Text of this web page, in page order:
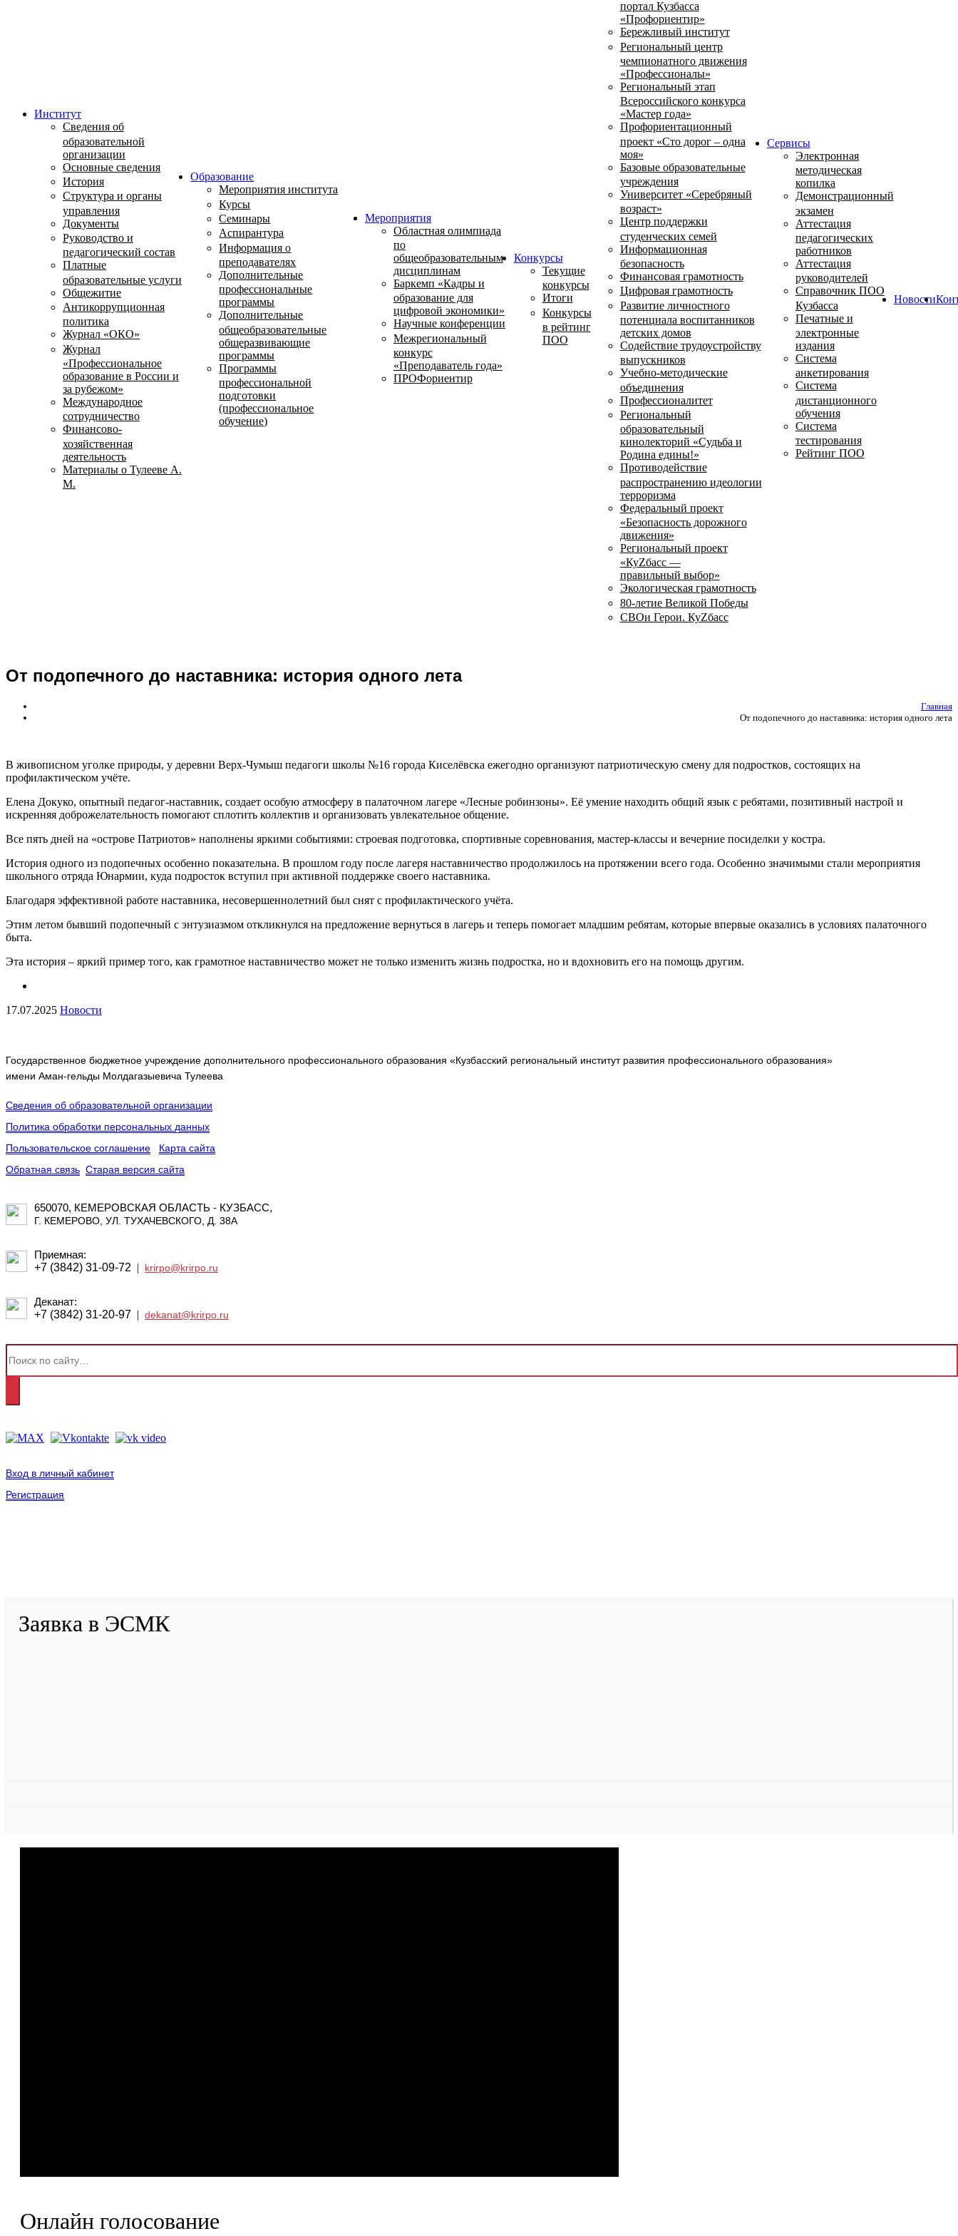
Институт
Сведения об
образовательной
организации
Основные сведения
История
Структура и органы
управления
Документы
Руководство и
педагогический состав
Платные
образовательные услуги
Общежитие
Антикоррупционная
политика
Журнал «ОКО»
Журнал
«Профессиональное
образование в России и
за рубежом»
Международное
сотрудничество
Финансово-
хозяйственная
деятельность
Материалы о Тулееве А.
М.
Образование
Мероприятия института
Курсы
Семинары
Аспирантура
Информация о
преподавателях
Дополнительные
профессиональные
программы
Дополнительные
общеобразовательные
общеразвивающие
программы
Программы
профессиональной
подготовки
(профессиональное
обучение)
Мероприятия
Областная олимпиада
по
общеобразовательным
дисциплинам
Баркемп «Кадры и
образование для
цифровой экономики»
Научные конференции
Межрегиональный
конкурс
«Преподаватель года»
ПРОФориентир
Конкурсы
Текущие
конкурсы
Итоги
Конкурсы
в рейтинг
ПОО
портал Кузбасса
«Профориентир»
Бережливый институт
Региональный центр
чемпионатного движения
«Профессионалы»
Региональный этап
Всероссийского конкурса
«Мастер года»
Профориентационный
проект «Сто дорог – одна
моя»
Базовые образовательные
учреждения
Университет «Серебряный
возраст»
Центр поддержки
студенческих семей
Информационная
безопасность
Финансовая грамотность
Цифровая грамотность
Развитие личностного
потенциала воспитанников
детских домов
Содействие трудоустройству
выпускников
Учебно-методические
объединения
Профессионалитет
Региональный
образовательный
кинолекторий «Судьба и
Родина едины!»
Противодействие
распространению идеологии
терроризма
Федеральный проект
«Безопасность дорожного
движения»
Региональный проект
«КуZбасс —
правильный выбор»
Экологическая грамотность
80-летие Великой Победы
СВОи Герои. КуZбасс
Сервисы
Электронная
методическая
копилка
Демонстрационный
экзамен
Аттестация
педагогических
работников
Аттестация
руководителей
Справочник ПОО
Кузбасса
Печатные и
электронные
издания
Система
анкетирования
Система
дистанционного
обучения
Система
тестирования
Рейтинг ПОО
Новости
От подопечного до наставника: история одного лета
Главная
От подопечного до наставника: история одного лета
В живописном уголке природы, у деревни Верх-Чумыш педагоги школы №16 города Киселёвска ежегодно организуют патриотическую смену для подростков, состоящих на
профилактическом учёте.
Елена Докуко, опытный педагог-наставник, создает особую атмосферу в палаточном лагере «Лесные робинзоны». Её умение находить общий язык с ребятами, позитивный настрой и
искренняя доброжелательность помогают сплотить коллектив и организовать увлекательное общение.
Все пять дней на «острове Патриотов» наполнены яркими событиями: строевая подготовка, спортивные соревнования, мастер-классы и вечерние посиделки у костра.
История одного из подопечных особенно показательна. В прошлом году после лагеря наставничество продолжилось на протяжении всего года. Особенно значимыми стали мероприятия
школьного отряда Юнармии, куда подросток вступил при активной поддержке своего наставника.
Благодаря эффективной работе наставника, несовершеннолетний был снят с профилактического учёта.
Этим летом бывший подопечный с энтузиазмом откликнулся на предложение вернуться в лагерь и теперь помогает младшим ребятам, которые впервые оказались в условиях палаточного
быта.
Эта история – яркий пример того, как грамотное наставничество может не только изменить жизнь подростка, но и вдохновить его на помощь другим.
17.07.2025 Новости
Государственное бюджетное учреждение дополнительного профессионального образования «Кузбасский региональный институт развития профессионального образования»
имени Аман-гельды Молдагазыевича Тулеева
Сведения об образовательной организации
Политика обработки персональных данных
Пользовательское соглашение
Карта сайта
Обратная связь Старая версия сайта
650070, КЕМЕРОВСКАЯ ОБЛАСТЬ - КУЗБАСС,
Г. КЕМЕРОВО, УЛ. ТУХАЧЕВСКОГО, Д. 38А
Приемная:
+7 (3842) 31-09-72 | krirpo@krirpo.ru
Деканат:
+7 (3842) 31-20-97 | dekanat@krirpo.ru
Вход в личный кабинет
Регистрация
Заявка в ЭСМК
Онлайн голосование